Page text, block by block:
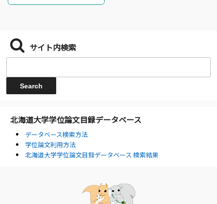
サイト内検索
北海道大学学位論文目録データベース
データベース検索方法
学位論文利用方法
北海道大学学位論文目録データベース 検索結果